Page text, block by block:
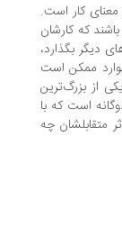
کار است.
کارشان
بگذارد،
است
که با
چه